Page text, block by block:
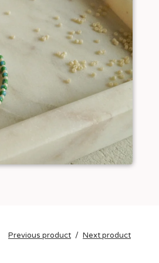
Previous product Next product